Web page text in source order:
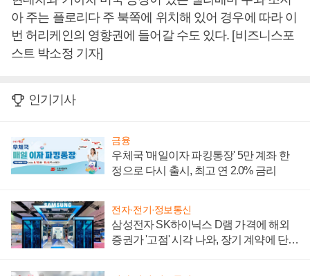
아 주는 플로리다 주 북쪽에 위치해 있어 경우에 따라 이
번 허리케인의 영향권에 들어갈 수도 있다. [비즈니스포
스트 박소정 기자]
인기기사
금융
우체국 '매일이자 파킹통장' 5만 계좌 한
정으로 다시 출시, 최고 연 2.0% 금리
전자·전기·정보통신
삼성전자 SK하이닉스 D램 가격에 해외
증권가 '고점' 시각 나와, 장기 계약에 단점